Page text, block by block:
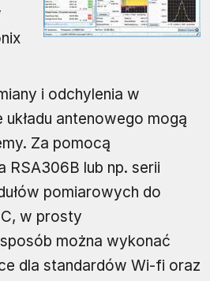
i odchylenia w
antenowego mogą
Za pomocą
RSA306B lub np. serii
pomiarowych do
w prosty
można wykonać
dla standardów Wi-fi oraz